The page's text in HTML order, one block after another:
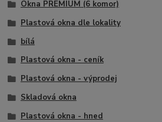
Okna PREMIUM (6 komor)
Plastová okna dle lokality
bílá
Plastová okna - ceník
Plastová okna - výprodej
Skladová okna
Plastová okna - hned